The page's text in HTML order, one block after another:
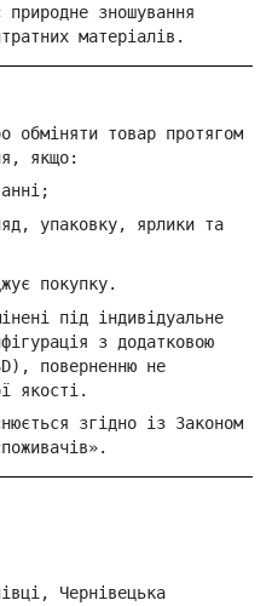
зношування
матеріалів.
обміняти товар протягом
якщо:
упаковку, ярлики та
покупку.
під індивідуальне
з додатковою
поверненню не
якості.
згідно із Законом
Чернівецька